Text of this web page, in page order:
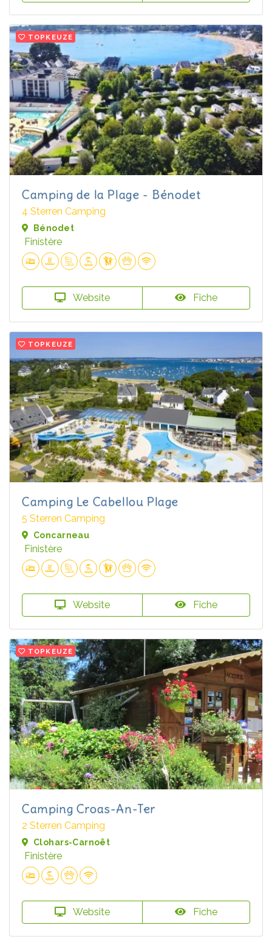
TOPKEUZE
Camping de la Plage - Bénodet
4 Sterren Camping
Bénodet
Finistère
Website Fiche
TOPKEUZE
Camping Le Cabellou Plage
5 Sterren Camping
Concarneau
Finistère
Website Fiche
TOPKEUZE
Camping Croas-An-Ter
2 Sterren Camping
Clohars-Carnoët
Finistère
Website Fiche